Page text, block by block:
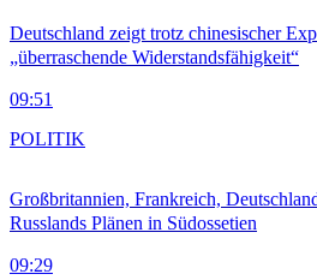
Deutschland zeigt trotz chinesischer
„überraschende Widerstandsfähigkeit“
09:51
Großbritannien, Frankreich,
Russlands Plänen in Südossetien
09:29
POLITIK